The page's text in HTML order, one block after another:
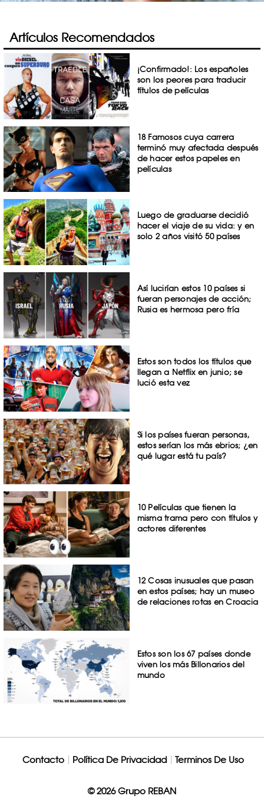
Artículos Recomendados
¡Confirmado!: Los españoles
son los peores para traducir
títulos de películas
18 Famosos cuya carrera
terminó muy afectada después
de hacer estos papeles en
películas
Luego de graduarse decidió
hacer el viaje de su vida: y en
solo 2 años visitó 50 países
Así lucirían estos 10 países si
fueran personajes de acción;
Rusia es hermosa pero fría
Estos son todos los títulos que
llegan a Netflix en junio; se
lució esta vez
Si los países fueran personas,
estos serían los más ebrios; ¿en
qué lugar está tu país?
10 Películas que tienen la
misma trama pero con títulos y
actores diferentes
12 Cosas inusuales que pasan
en estos países; hay un museo
de relaciones rotas en Croacia
Estos son los 67 países donde
viven los más Billonarios del
mundo
Contacto Política De Privacidad Terminos De Uso
© 2026 Grupo REBAN